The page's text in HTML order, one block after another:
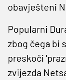
obavješteni
Popularni
zbog čega bi
preskoči
zvijezda